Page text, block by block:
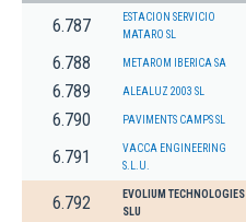
6.787
ESTACION SERVICIO
MATARO SL
6.788 METAROM IBERICA SA
6.789 ALEALUZ 2003 SL
6.790 PAVIMENTS CAMPS SL
6.791
VACCA ENGINEERING
S.L.U.
6.792
EVOLIUM TECHNOLOGIES
SLU